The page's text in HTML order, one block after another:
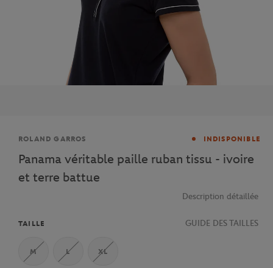
Marque
ROLAND GARROS INDISPONIBLE
Panama véritable paille ruban tissu - ivoire
et terre battue
Description détaillée
TAILLE GUIDE DES TAILLES
M L XL